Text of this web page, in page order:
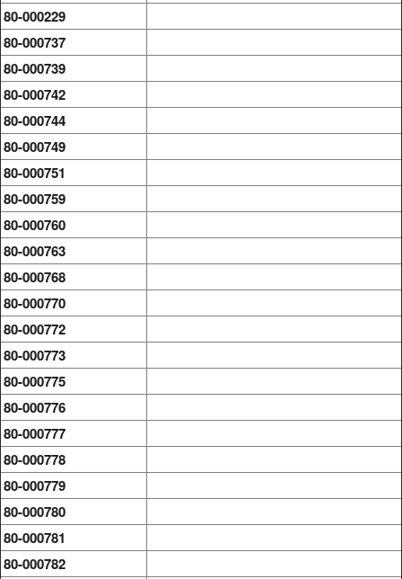
80-000229
80-000737
80-000739
80-000742
80-000744
80-000749
80-000751
80-000759
80-000760
80-000763
80-000768
80-000770
80-000772
80-000773
80-000775
80-000776
80-000777
80-000778
80-000779
80-000780
80-000781
80-000782